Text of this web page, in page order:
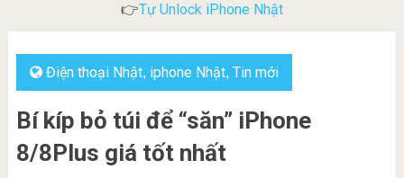
👉Tự Unlock iPhone Nhật
Điện thoại Nhật, iphone Nhật, Tin mới
Bí kíp bỏ túi để “săn” iPhone
8/8Plus giá tốt nhất